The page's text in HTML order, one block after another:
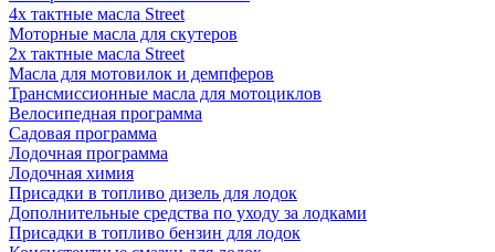
4х тактные масла Street
Моторные масла для скутеров
2х тактные масла Street
Масла для мотовилок и демпферов
Трансмиссионные масла для мотоциклов
Велосипедная программа
Садовая программа
Лодочная программа
Лодочная химия
Присадки в топливо дизель для лодок
Дополнительные средства по уходу за лодками
Присадки в топливо бензин для лодок